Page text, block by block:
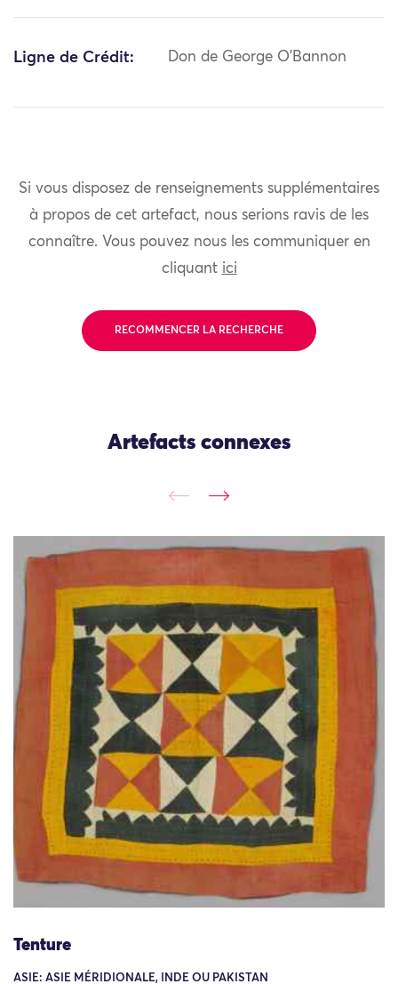
Ligne de Crédit: Don de George O'Bannon
Si vous disposez de renseignements supplémentaires
à propos de cet artefact, nous serions ravis de les
connaître. Vous pouvez nous les communiquer en
cliquant ici
RECOMMENCER LA RECHERCHE
Artefacts connexes
Tenture
ASIE: ASIE MÉRIDIONALE, INDE OU PAKISTAN